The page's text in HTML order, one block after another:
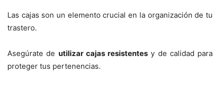
Las cajas son un elemento crucial en la organización de tu
trastero.
Asegúrate de utilizar cajas resistentes y de calidad para
proteger tus pertenencias.